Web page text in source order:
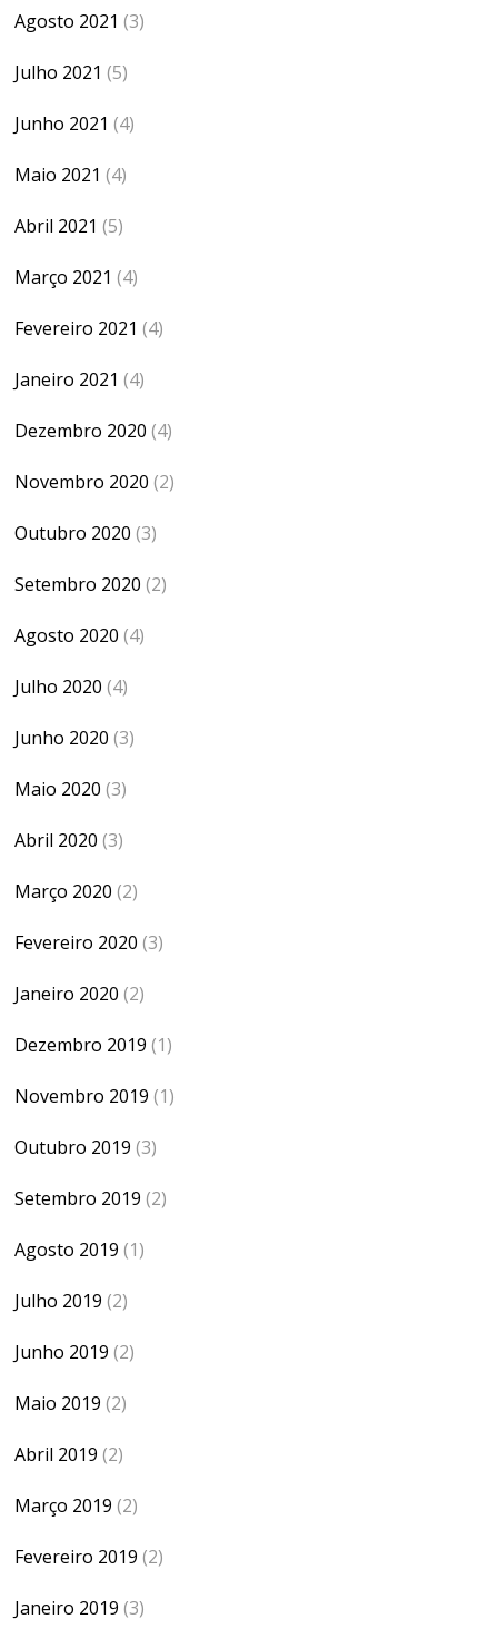
Agosto 2021 (3)
Julho 2021 (5)
Junho 2021 (4)
Maio 2021 (4)
Abril 2021 (5)
Março 2021 (4)
Fevereiro 2021 (4)
Janeiro 2021 (4)
Dezembro 2020 (4)
Novembro 2020 (2)
Outubro 2020 (3)
Setembro 2020 (2)
Agosto 2020 (4)
Julho 2020 (4)
Junho 2020 (3)
Maio 2020 (3)
Abril 2020 (3)
Março 2020 (2)
Fevereiro 2020 (3)
Janeiro 2020 (2)
Dezembro 2019 (1)
Novembro 2019 (1)
Outubro 2019 (3)
Setembro 2019 (2)
Agosto 2019 (1)
Julho 2019 (2)
Junho 2019 (2)
Maio 2019 (2)
Abril 2019 (2)
Março 2019 (2)
Fevereiro 2019 (2)
Janeiro 2019 (3)